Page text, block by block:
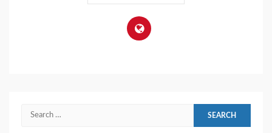
Search